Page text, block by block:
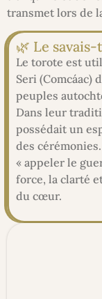
transmet lors de
🌿 Le savais-
Le torote est
Seri (Comcáac)
peuples
Dans leur
possédait un
des
« appeler le
force, la clarté
du cœur.